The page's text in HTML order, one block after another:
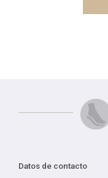
Datos de contacto